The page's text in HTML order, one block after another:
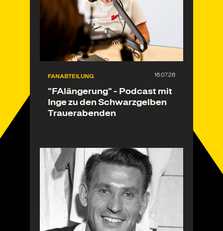
FANABTEILUNG
"FAlängerung" - Podcast mit
Inge zu den Schwarzgelben
Trauerabenden